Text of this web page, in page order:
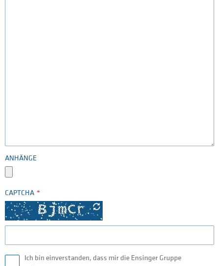
ANHÄNGE
CAPTCHA
Ich bin einverstanden, dass mir die Ensinger Gruppe